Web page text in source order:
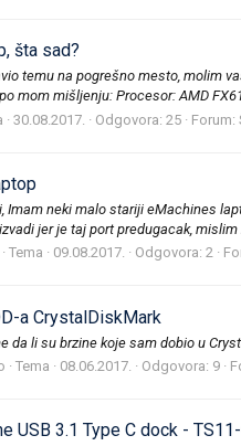
šta sad?
temu na pogrešno mesto, molim
mom mišljenju: Procesor: AMD
30.08.2017. Odgovora: 25 Forum:
Imam neki malo stariji eMachines
jer je taj port predugacak, mislim
Tema 09.08.2017. Odgovora: 2
a CrystalDiskMark
da li su brzine koje sam dobio u
Tema 08.06.2017. Odgovora: 9
USB 3.1 Type C dock -